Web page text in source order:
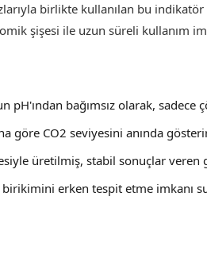
birlikte kullanılan bu
şişesi ile uzun süreli kullanım
pH'ından bağımsız olarak,
göre CO2 seviyesini anında
üretilmiş, stabil sonuçlar
birikimini erken tespit etme imkanı